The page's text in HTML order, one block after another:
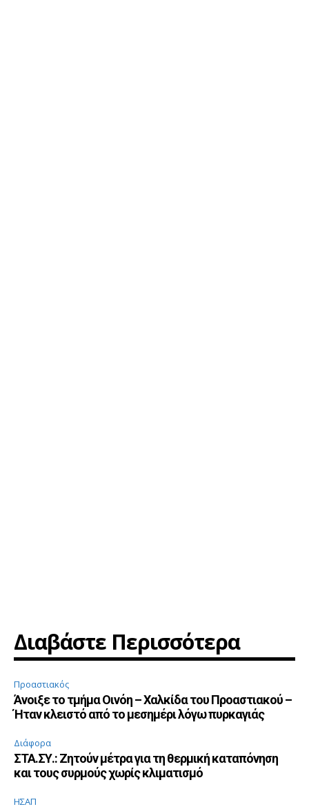
Διαβάστε Περισσότερα
Προαστιακός
Άνοιξε το τμήμα Οινόη – Χαλκίδα του Προαστιακού –
Ήταν κλειστό από το μεσημέρι λόγω πυρκαγιάς
Διάφορα
ΣΤΑ.ΣΥ.: Ζητούν μέτρα για τη θερμική καταπόνηση
και τους συρμούς χωρίς κλιματισμό
ΗΣΑΠ